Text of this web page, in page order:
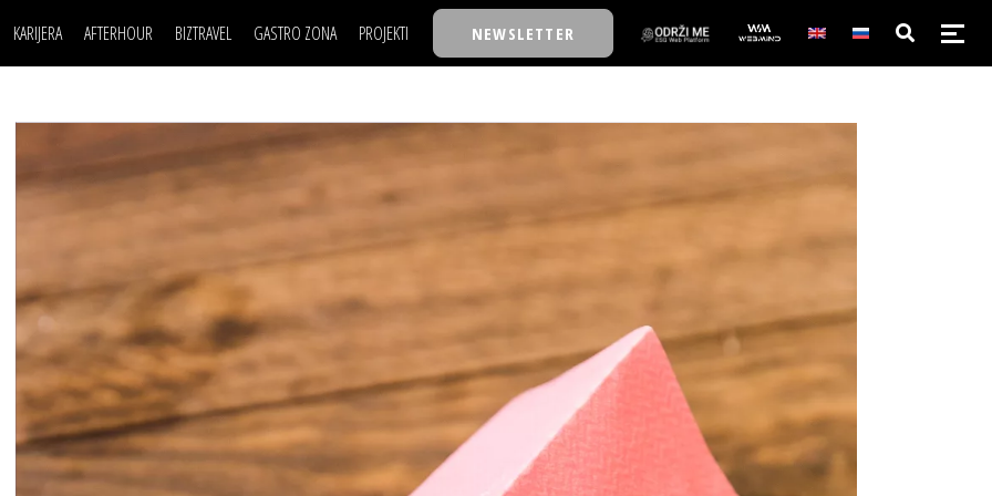
KARIJERA
LJUDI (HR)
MOJ UGAO
AFTERHOUR
KNJIGE
AUTO SVET
BIZTRAVEL GASTRO ZONA PROJEKTI
TASTY TALKS
BACK TO OFFICE/SCHOOL
BIZKOLEGIJUM
BMW BIZNIS LIGA
BIZLIFE WEEK
IZJAVA GODINE
NEWSLETTER
POSAO
MOJ UGAO
KNOW-HOW
FILM I SCENA
AUTO SVET
WELLBEING
NAJKOLEGA
30 ISPOD 30
BACK TO OFFICE/SCHOOL
BIZBENDOVI
BIZKOLEGIJUM